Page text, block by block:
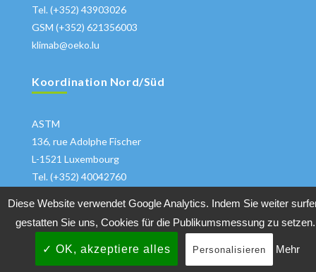
Tel. (+352) 43903026
GSM (+352) 621356003
klimab@oeko.lu
Koordination Nord/Süd
ASTM
136, rue Adolphe Fischer
L-1521 Luxembourg
Tel. (+352) 40042760
Copyrights 2018 All Rights ReservedKlimabuendnis|
Diese Website verwendet Google Analytics. Indem Sie weiter
gestatten Sie uns, Cookies für die Publikumsmessung zu setzen.
✓ OK, akzeptiere alles Personalisieren Mehr